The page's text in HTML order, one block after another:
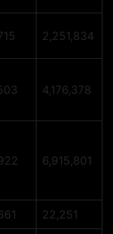
2,251,834
4,176,378
6,915,801
22,251